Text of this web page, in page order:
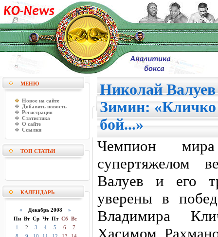
МЕНЮ
Новое на сайте
Добавить новость
Регистрация
Статистика
О сайте
Ссылки
ТОП СТАТЬИ
КАЛЕНДАРЬ
« Декабрь 2008 »
Пн Вт Ср Чт Пт Сб Вс
1
2 3 4 5 6
7
Николай
Зимин: «Кличко
бой...»
Чемпион
супертяжелом
Валуев и его
уверены в
Владимира
Хасимом